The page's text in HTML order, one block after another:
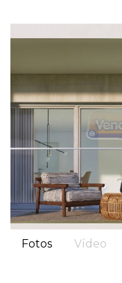
Fotos Vídeo